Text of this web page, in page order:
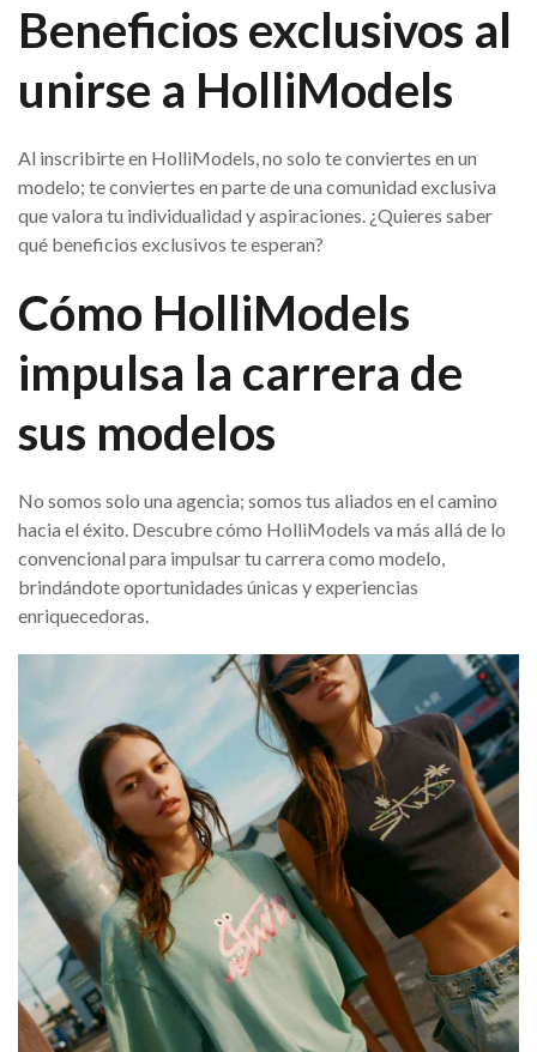
Beneficios exclusivos al
unirse a HolliModels
Al inscribirte en HolliModels, no solo te conviertes en un
modelo; te conviertes en parte de una comunidad exclusiva
que valora tu individualidad y aspiraciones. ¿Quieres saber
qué beneficios exclusivos te esperan?
Cómo HolliModels
impulsa la carrera de
sus modelos
No somos solo una agencia; somos tus aliados en el camino
hacia el éxito. Descubre cómo HolliModels va más allá de lo
convencional para impulsar tu carrera como modelo,
brindándote oportunidades únicas y experiencias
enriquecedoras.